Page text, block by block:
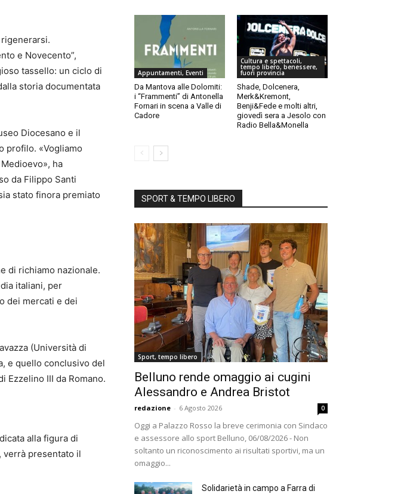
e Novecento”,
tassello: un ciclo di
storia documentata
Diocesano e il
profilo. «Vogliamo
ha
da Filippo Santi
stato finora premiato
di richiamo nazionale.
italiani, per
dei mercati e dei
(Università di
e quello conclusivo del
Ezzelino III da Romano.
alla figura di
verrà presentato il
Appuntamenti, Eventi
Da Mantova alle Dolomiti:
i “Frammenti” di Antonella
Fornari in scena a Valle di
Cadore
Cultura e spettacoli,
tempo libero, benessere,
fuori provincia
Shade, Dolcenera,
Merk&Kremont,
Benji&Fede e molti altri,
giovedì sera a Jesolo con
Radio Bella&Monella
SPORT & TEMPO LIBERO
Sport, tempo libero
Belluno rende omaggio ai cugini
Alessandro e Andrea Bristot
redazione - 6 Agosto 2026 0
Oggi a Palazzo Rosso la breve cerimonia con Sindaco
e assessore allo sport Belluno, 06/08/2026 - Non
soltanto un riconoscimento ai risultati sportivi, ma un
omaggio...
Solidarietà in campo a Farra di